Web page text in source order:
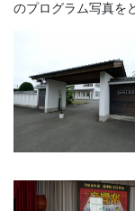
のプログラム写真を